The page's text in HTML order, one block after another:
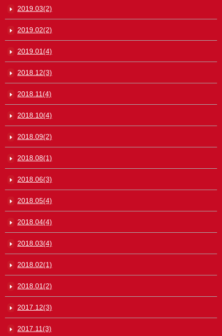
2019.03(2)
2019.02(2)
2019.01(4)
2018.12(3)
2018.11(4)
2018.10(4)
2018.09(2)
2018.08(1)
2018.06(3)
2018.05(4)
2018.04(4)
2018.03(4)
2018.02(1)
2018.01(2)
2017.12(3)
2017.11(3)